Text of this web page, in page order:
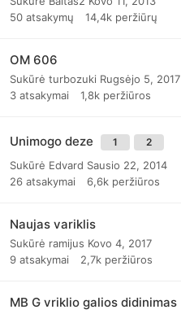
50 atsakymų 14,4k peržiūrų
OM 606
Sukūrė turbozuki Rugsėjo 5, 2017
3 atsakymai 1,8k peržiūros
Unimogo deze 1 2
Sukūrė Edvard Sausio 22, 2014
26 atsakymai 6,6k peržiūros
Naujas variklis
Sukūrė ramijus Kovo 4, 2017
9 atsakymai 2,7k peržiūros
MB G vriklio galios didinimas